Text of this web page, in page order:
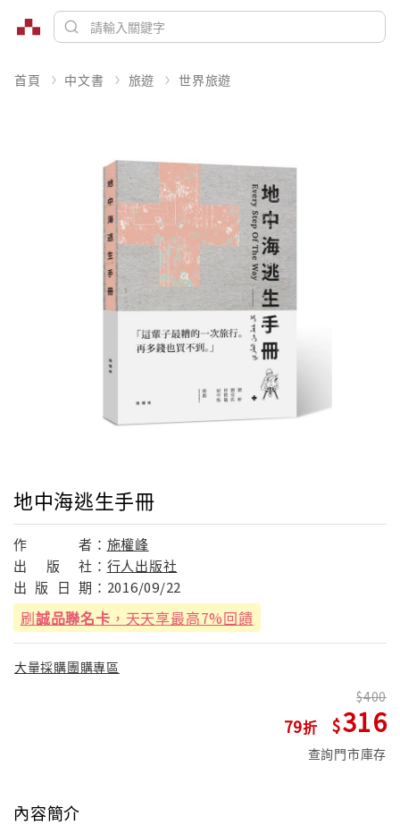
首頁 中文書 旅遊 世界旅遊
地中海逃生手冊
作 者： 施權峰
出
版 社： 行人出版社
出 版 日 期： 2016/09/22
刷誠品聯名卡 ，天天享最高7%回饋
大量採購團購專區
79
400
316
查詢門市庫存
內容簡介